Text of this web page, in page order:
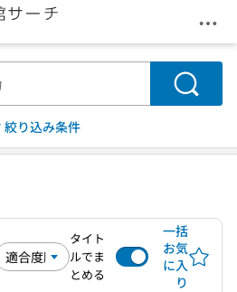
メ
検索
絞り込み条件
タイト
ルでま
とめる
一括
お気
に入
り